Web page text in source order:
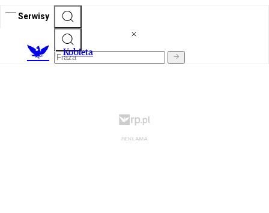
Serwisy
Kobieta